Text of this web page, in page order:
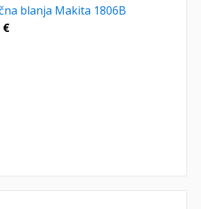
blanja Makita 1806B
€